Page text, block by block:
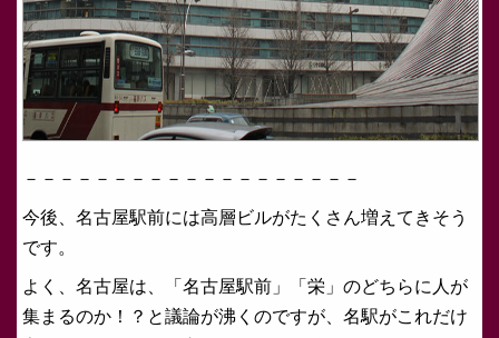
－－－－－－－－－－－－－－－－－－－
今後、名古屋駅前には高層ビルがたくさん増えてきそう
です。
よく、名古屋は、「名古屋駅前」「栄」のどちらに人が
集まるのか！？と議論が沸くのですが、名駅がこれだけ